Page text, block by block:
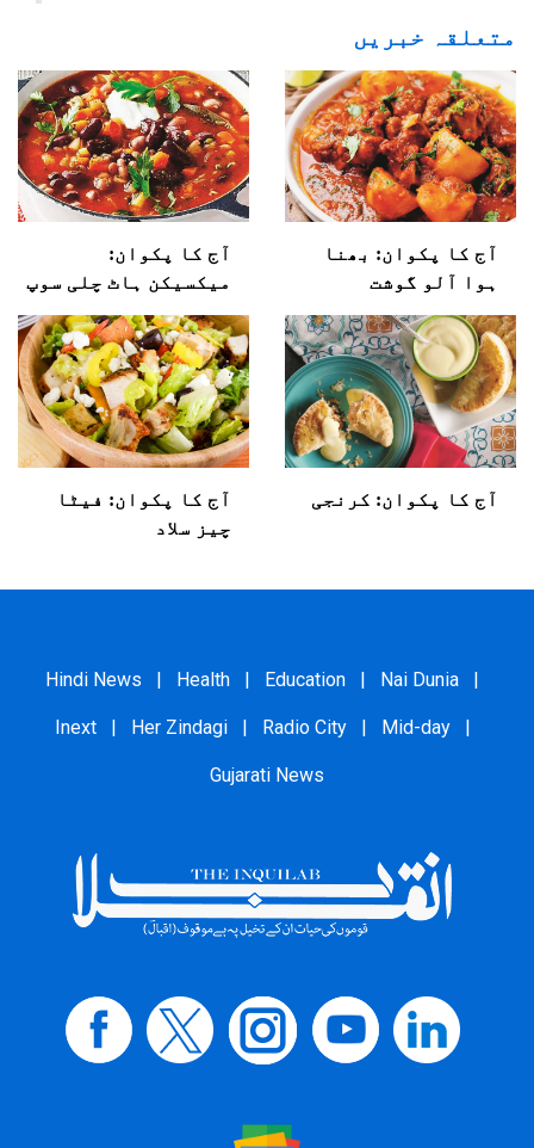
متعلقہ خبریں
آج کا پکوان: بھنا
ہوا آلو گوشت
آج کا پکوان:
میکسیکن ہاٹ چلی سوپ
آج کا پکوان: کرنجی
آج کا پکوان: فیٹا
چیز سلاد
Hindi News | Health | Education | Nai Dunia |
Inext | Her Zindagi | Radio City | Mid-day |
Gujarati News